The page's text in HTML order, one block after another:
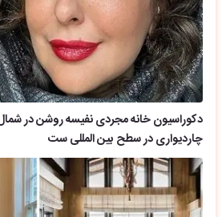
دکوراسیون خانه مجردی نفیسه روشن در
چاردیواری در سطح بین المللی ست